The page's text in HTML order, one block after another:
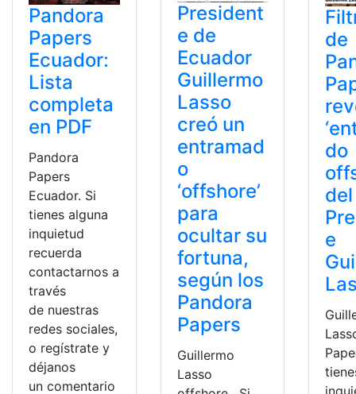
Pandora
Papers
Ecuador:
Lista
completa
en PDF
Pandora
Papers
Ecuador. Si
tienes alguna
inquietud
recuerda
contactarnos a
través
de nuestras
redes sociales,
o regístrate y
déjanos
un comentario
President
e de
Ecuador
Guillermo
Lasso
creó un
entramad
o
‘offshore’
para
ocultar su
fortuna,
según los
Pandora
Papers
Guillermo
Lasso
de
do
del
e